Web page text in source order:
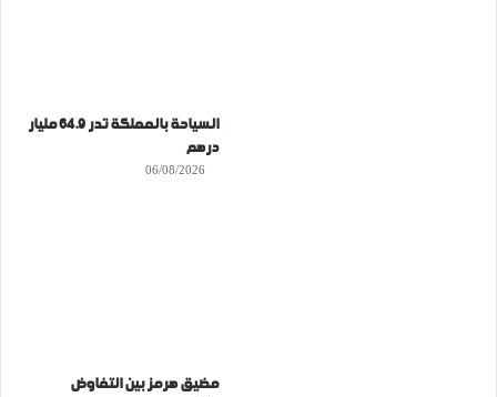
السياحة بالمملكة تدر 64.9 مليار
درهم
06/08/2026
مضيق هرمز بين التفاوض